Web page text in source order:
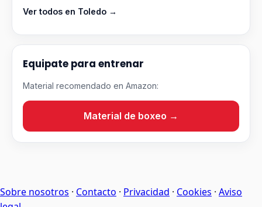
Ver todos en Toledo →
Equipate para entrenar
Material recomendado en Amazon:
Material de boxeo →
Sobre nosotros · Contacto · Privacidad · Cookies · Aviso